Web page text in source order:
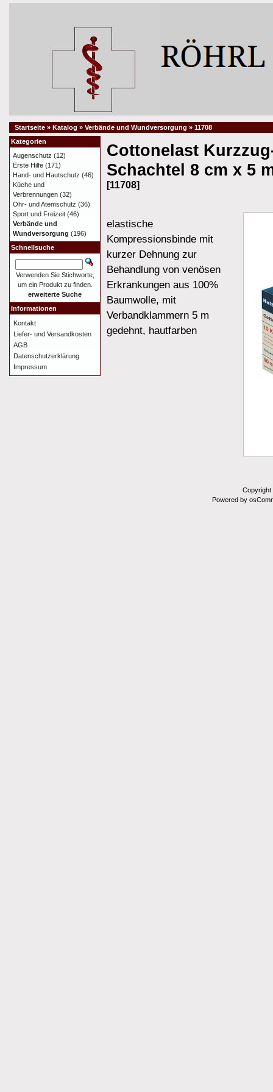
Startseite » Katalog » Verbände und Wundversorgung » 11708
Cottonelast
Schachtel 8 cm x 5
[11708]
elastische
Kompressionsbinde mit
kurzer Dehnung zur
Behandlung von venösen
Erkrankungen aus 100%
Baumwolle, mit
Verbandklammern 5 m
gedehnt, hautfarben
Kategorien
Augenschutz (12)
Erste Hilfe (171)
Hand- und Hautschutz (46)
Küche und
Verbrennungen (32)
Ohr- und Atemschutz (36)
Sport und Freizeit (46)
Verbände und
Wundversorgung (196)
Schnellsuche
Verwenden Sie Stichworte,
um ein Produkt zu finden.
erweiterte Suche
Informationen
Kontakt
Liefer- und Versandkosten
AGB
Datenschutzerklärung
Impressum
Powered by